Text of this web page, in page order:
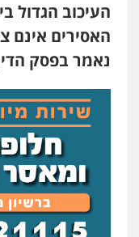
פלילי
שחר
פלילי
דין
גיא
פלילי
העיכוב הגדול
האסירים אינם
נאמר בפסק